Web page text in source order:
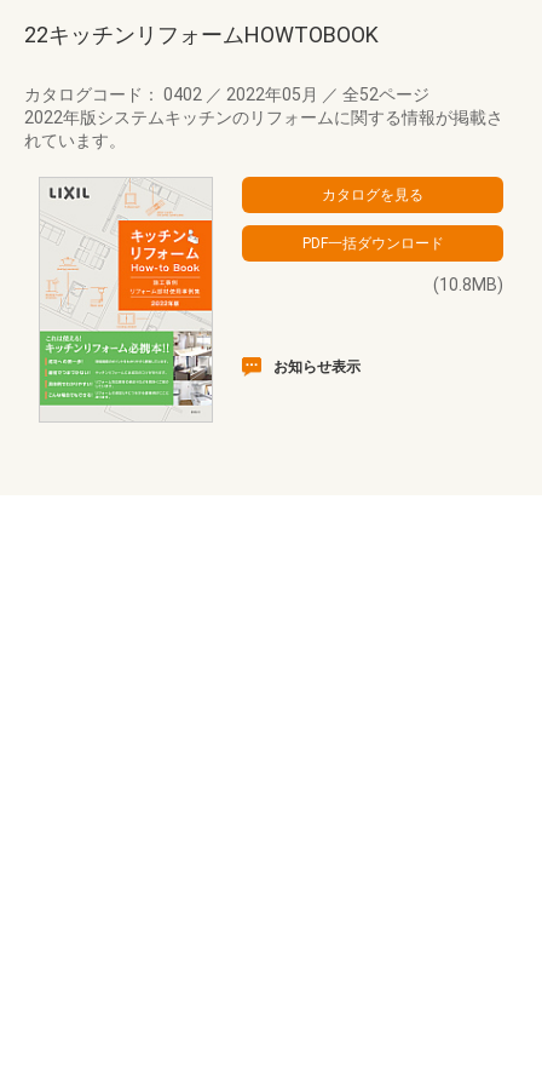
22キッチンリフォームHOWTOBOOK
カタログコード： 0402 ／ 2022年05月 ／ 全52ページ
2022年版システムキッチンのリフォームに関する情報が掲載さ
れています。
(10.8MB)
お知らせ表示